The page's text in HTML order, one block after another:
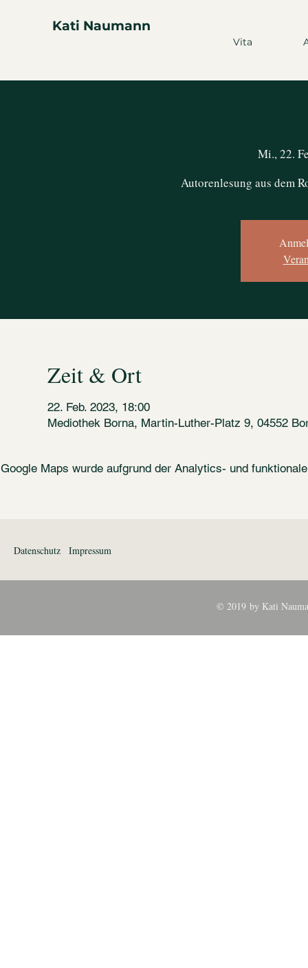
Kati Naumann
Vita
Mi., 22.
Autorenlesung aus dem
Zeit & Ort
22. Feb. 2023, 18:00
Mediothek Borna, Martin-Luther-Platz 9, 04552
Google Maps wurde aufgrund der Analytics- und
Datenschutz Impressum
© 2019 by Kati